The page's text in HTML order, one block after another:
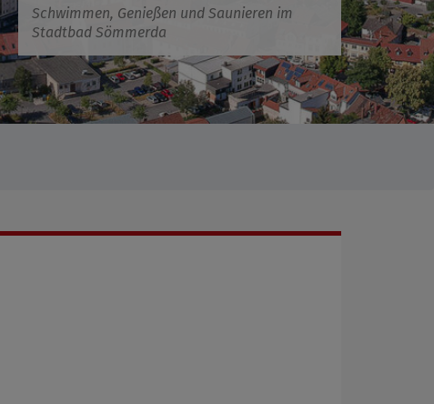
Schwimmen, Genießen und Saunieren im
Stadtbad Sömmerda